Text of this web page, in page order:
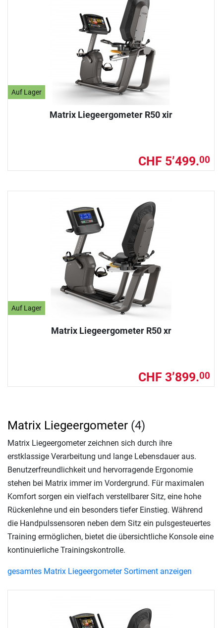
Auf Lager
Matrix Liegeergometer R50 xir
CHF 5’499.00
Auf Lager
Matrix Liegeergometer R50 xr
CHF 3’899.00
Matrix Liegeergometer (4)
Matrix Liegeergometer zeichnen sich durch ihre
erstklassige Verarbeitung und lange Lebensdauer aus.
Benutzerfreundlichkeit und hervorragende Ergonomie
stehen bei Matrix immer im Vordergrund. Für maximalen
Komfort sorgen ein vielfach verstellbarer Sitz, eine hohe
Rückenlehne und ein besonders tiefer Einstieg. Während
die Handpulssensoren neben dem Sitz ein pulsgesteuertes
Training ermöglichen, bietet die übersichtliche Konsole eine
kontinuierliche Trainingskontrolle.
gesamtes Matrix Liegeergometer Sortiment anzeigen